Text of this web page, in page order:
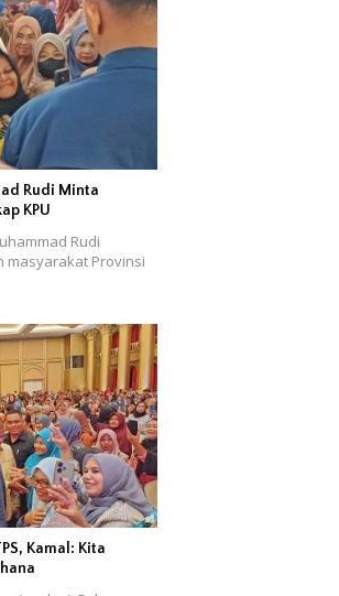
Rudi Minta
KPU
Rudi
masyarakat Provinsi
Kamal: Kita